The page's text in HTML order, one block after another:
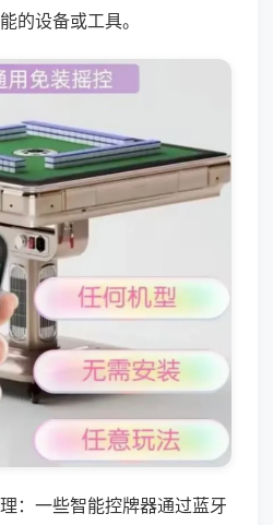
的设备或工具。
：一些智能控牌器通过蓝牙